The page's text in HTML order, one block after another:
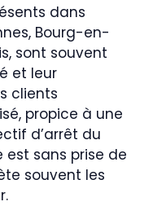
dans
Bourg-en-
sont souvent
et leur
clients
propice à une
d’arrêt du
est sans prise de
souvent les